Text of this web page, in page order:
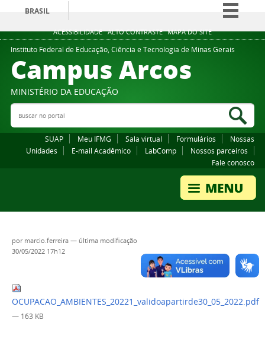
ACESSIBILIDADE ALTO CONTRASTE MAPA DO SITE
BRASIL
Simplifique!
Comunica BR
Participe
Legislação
Instituto Federal de Educação, Ciência e Tecnologia de Minas Gerais
Campus Arcos
MINISTÉRIO DA EDUCAÇÃO
Buscar no portal
SUAP Meu IFMG Sala virtual Formulários
Nossas
Unidades
E-mail Acadêmico LabComp
Nossos parceiros
Fale conosco
por marcio.ferreira — última modificação
30/05/2022 17h12
OCUPACAO_AMBIENTES_20221_validoapartirde30_05_2022.pdf
— 163 KB